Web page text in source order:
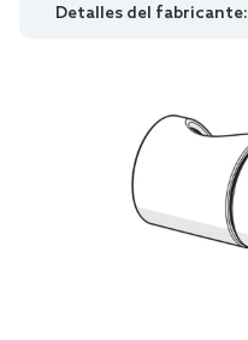
Detalles del fabricante: